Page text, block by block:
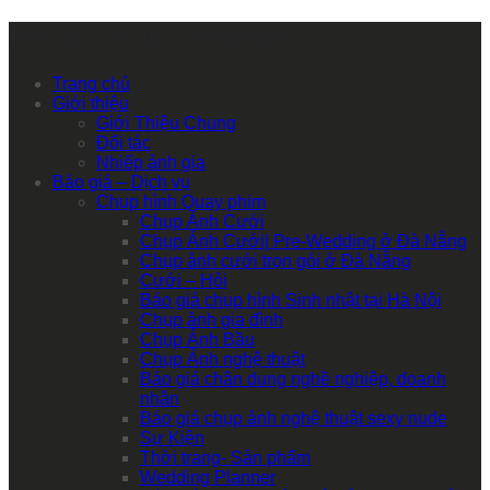
Trang chủ
Giới thiệu
Giới Thiệu Chung
Đối tác
Nhiếp ảnh gia
Báo giá – Dịch vụ
Chụp hình Quay phim
Chụp Ảnh Cưới
Chụp Ảnh Cưới| Pre-Wedding ở Đà Nẵng
Chụp ảnh cưới trọn gói ở Đà Nẵng
Cưới – Hỏi
Báo giá chụp hình Sinh nhật tại Hà Nội
Chụp ảnh gia đình
Chụp Ảnh Bầu
Chụp Ảnh nghệ thuật
Báo giá chân dung nghề nghiệp, doanh
nhân
Báo giá chụp ảnh nghệ thuật sexy nude
Sự Kiện
Thời trang- Sản phẩm
Wedding Planner